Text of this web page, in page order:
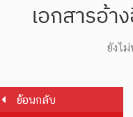
เอกสารอ้า
ยังไม่
ย้อนกลับ